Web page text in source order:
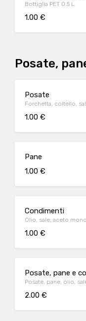
Bottiglia PET 0.5 L
1.00 €
Posate,
Posate
Forchetta, coltello,
1.00 €
Pane
1.00 €
Condimenti
Olio, sale, aceto
1.00 €
Posate, pane e
Posate, pane, olio,
2.00 €